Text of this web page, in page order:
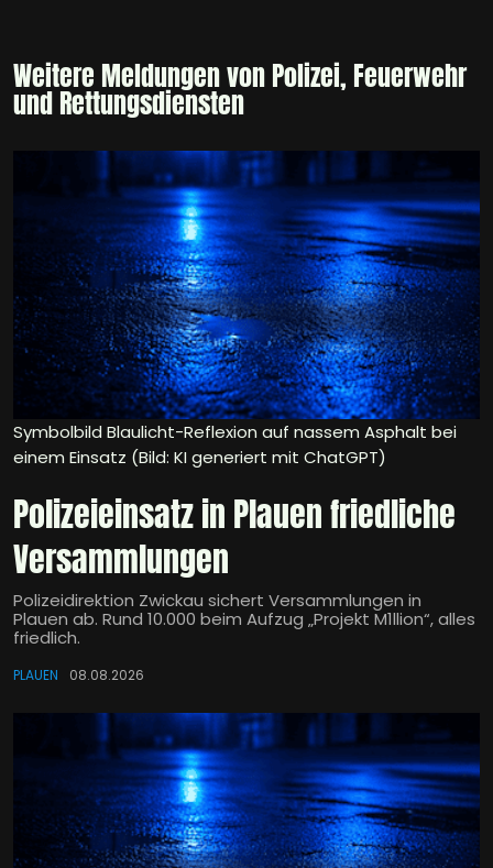
Weitere Meldungen von Polizei, Feuerwehr
und Rettungsdiensten
Symbolbild Blaulicht-Reflexion auf nassem Asphalt bei
einem Einsatz (Bild: KI generiert mit ChatGPT)
Polizeieinsatz in Plauen friedliche
Versammlungen
Polizeidirektion Zwickau sichert Versammlungen in
Plauen ab. Rund 10.000 beim Aufzug „Projekt M1llion“, alles
friedlich.
PLAUEN 08.08.2026